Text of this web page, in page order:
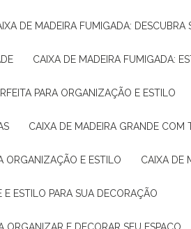
DE MADEIRA FUMIGADA:
CAIXA DE MADEIRA FUMIGADA:
PARA ORGANIZAÇÃO E ESTILO
CAIXA DE MADEIRA GRANDE
ORGANIZAÇÃO E ESTILO CAIXA
E ESTILO PARA SUA DECORAÇÃO